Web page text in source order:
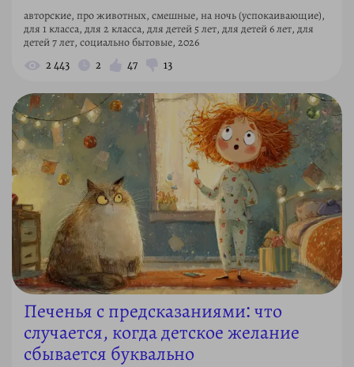
авторские, про животных, смешные, на ночь (успокаивающие),
для 1 класса, для 2 класса, для детей 5 лет, для детей 6 лет, для
детей 7 лет, социально бытовые, 2026
2 443 2 47 13
Печенья с предсказаниями: что
случается, когда детское желание
сбывается буквально